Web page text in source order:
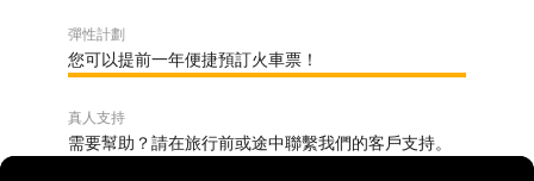
彈性計劃
您可以提前一年便捷預訂火車票！
真人支持
需要幫助？請在旅行前或途中聯繫我們的客戶支持。